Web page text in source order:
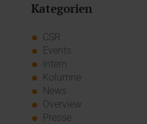
Kategorien
CSR
Events
Intern
Kolumne
News
Overview
Presse